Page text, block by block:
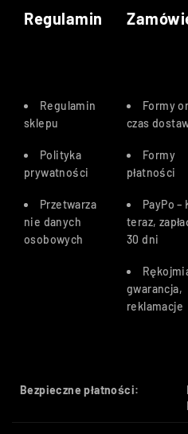
Regulamin
Regulamin
sklepu
Polityka
prywatności
Przetwarza
nie danych
osobowych
Formy
czas
Formy
płatności
PayPo –
teraz,
30 dni
gwarancja,
reklamacje
Bezpieczne płatności: